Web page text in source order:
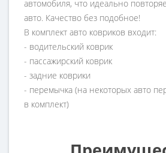
автомобиля, что идеально
авто. Качество без подобное!
В комплект авто ковриков входит:
- водительский коврик
- пассажирский коврик
- задние коврики
- перемычка (на некоторых авто
в комплект)